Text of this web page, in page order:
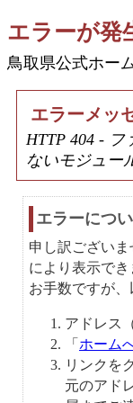
エラーが発
鳥取県公式ホー
エラーメッ
HTTP 404 -
ないモジュー
エラーにつ
申し訳ござい
により表示でき
お手数ですが、
アドレス
「 ホーム
リンクを
元のアド